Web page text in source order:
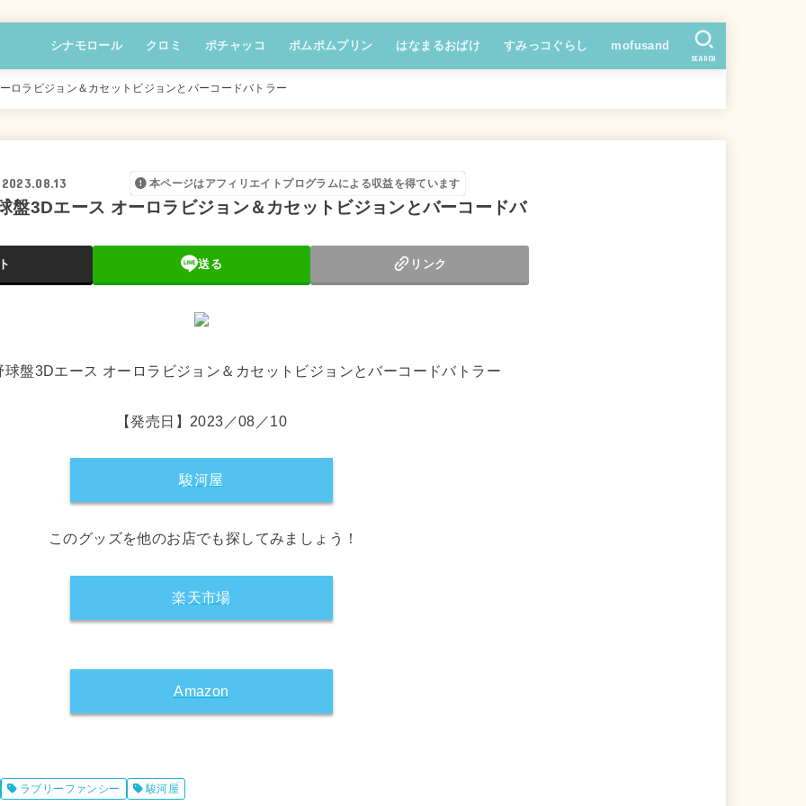
シナモロール クロミ ポチャッコ ポムポムプリン はなまるおばけ すみっコぐらし mofusand
SEARCH
ロラビジョン＆カセットビジョンとバーコードバトラー
2023.08.13 本ページはアフィリエイトプログラムによる収益を得ています
盤3Dエース オーロラビジョン＆カセットビジョンとバーコードバ
送る リンク
球盤3Dエース オーロラビジョン＆カセットビジョンとバーコードバトラー
【発売日】2023／08／10
駿河屋
このグッズを他のお店でも探してみましょう！
楽天市場
Amazon
ラブリーファンシー 駿河屋